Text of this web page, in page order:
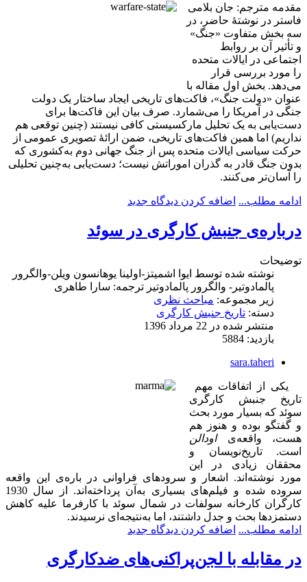
مقدمه مترجم: جان بلامی
فاستر در نوشتۀ حاضر، در
سه بخش متفاوت «جنگ»
و تأثیر آن بر روابط
اجتماعی در ایالات متحده
را مورد بررسی قرار
می‌دهد. بخش اول مقاله با
عنوان «دولت جنگ»، فاکت‌های تاریخی ایجاد ساختار یک دولت
جنگی در آمریکا را می‌شمارد. صرف بیان این فاکت‌ها برای
دست‌یابی به یک تحلیل مارکسیستی کافی نیستند (چنین توقعی هم
نداریم) اما همین فاکت‌های تاریخی، ضمن ارائۀ تصویری عمومی از
حرکت سیاسی ایالات متحده پس از جنگ جهانی دوم به‌کشوری که
بدون جنگ قادر به گذران اموراتش نیست؛ دست‌یابی به‌چنین تحلیلی
را آسان‌تر می‌کنند.
ادامه مطلب... اضافه کردن دیدگاه جدید
درباره‌ی جنبش کارگری در سوئد
توضیحات
نوشته شده توسط ایوا اشمیتز-اولینا یوهانسون ویلن-والگرور
پالمادوتیر- والگرور پالمادوتیر ترجمه: سارا طاهری
زیر مجموعه: مباحث نظری
دسته: تاریخ جنبش کارگری
منتشر شده در 22 مرداد 1396
بازدید: 5884
sara.taheri
یکی از اتفاقات مهم
تاریخ جنبش کارگری
سوئد که بسیار مورد بحث
و گفتگو بوده و هنوز هم
هست، واقعه‌یاودالن
است. تاریخ‌نویسان و
محققان زیادی در این
مورد نوشته‌اند. اشعار و سرودهای فراوانی در باره‌ی این واقعه
سروده شده و فیلم‌های بسیاری به‌آن پرداخته‌اند. از سال 1930
کارگران کارخانه سولفات در شمال سوئد با کارفرما علیه کاهش
دستمزدها بحث و جدل داشتند، اما بهنتیجه‌ای نرسیدند.
ادامه مطلب... اضافه کردن دیدگاه جدید
در مقابله با لجن‌پراکنی‌های ضدکارگری